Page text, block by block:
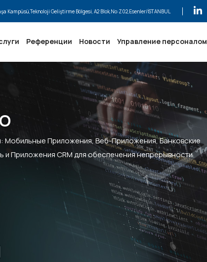
Kampüsü,Teknoloji Geliştirme Bölgesi, A2 Blok,No:Z02,Esenler/İSTANBUL
Референции Новости Управление персоналом
Мобильные Приложения, Веб-Приложения, Банковские
Приложения CRM для обеспечения непрерывности